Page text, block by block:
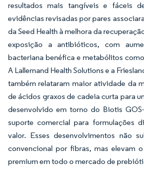
resultados mais tangíveis e fáceis
evidências revisadas por pares
da Seed Health à melhora da
exposição a antibióticos, com
bacteriana benéfica e metabólitos
A Lallemand Health Solutions e a
também relataram maior atividade da
de ácidos graxos de cadeia curta para
desenvolvido em torno do Biotis
suporte comercial para formulações
valor. Esses desenvolvimentos não
convencional por fibras, mas elevam
premium em todo o mercado de